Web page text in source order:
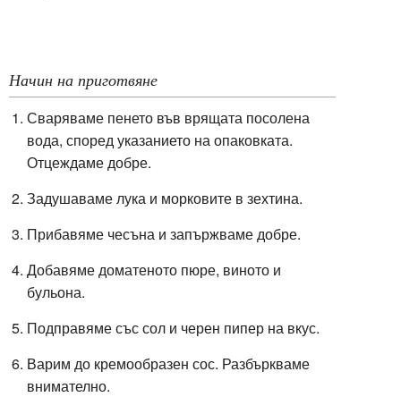
Начин на приготвяне
Сваряваме пенето във врящата посолена
вода, според указанието на опаковката.
Отцеждаме добре.
Задушаваме лука и морковите в зехтина.
Прибавяме чесъна и запържваме добре.
Добавяме доматеното пюре, виното и
бульона.
Подправяме със сол и черен пипер на вкус.
Варим до кремообразен сос. Разбъркваме
внимателно.